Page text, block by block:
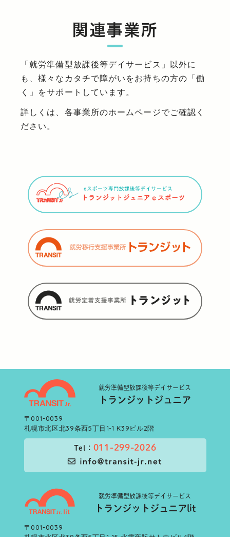
関連事業所
「就労準備型放課後等デイサービス」以外に
も、様々なカタチで障がいをお持ちの方の「働
く」をサポートしています。
詳しくは、各事業所のホームページでご確認く
ださい。
就労準備型放課後等デイサービス
トランジットジュニア
〒001-0039
札幌市北区北39条西5丁目1-1 K39ビル2階
Tel： 011-299-2026
就労準備型放課後等デイサービス
トランジットジュニアlit
〒001-0039